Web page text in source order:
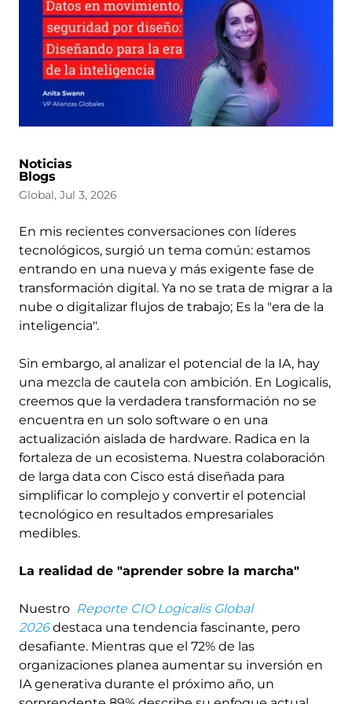
Noticias
Blogs
Global, Jul 3, 2026
En mis recientes conversaciones con líderes
tecnológicos, surgió un tema común: estamos
entrando en una nueva y más exigente fase de
transformación digital. Ya no se trata de migrar a la
nube o digitalizar flujos de trabajo; Es la "era de la
inteligencia".
Sin embargo, al analizar el potencial de la IA, hay
una mezcla de cautela con ambición. En Logicalis,
creemos que la verdadera transformación no se
encuentra en un solo software o en una
actualización aislada de hardware. Radica en la
fortaleza de un ecosistema. Nuestra colaboración
de larga data con Cisco está diseñada para
simplificar lo complejo y convertir el potencial
tecnológico en resultados empresariales
medibles.
La realidad de "aprender sobre la marcha"
Nuestro Reporte CIO Logicalis Global
2026destaca una tendencia fascinante, pero
desafiante. Mientras que el 72% de las
organizaciones planea aumentar su inversión en
IA generativa durante el próximo año, un